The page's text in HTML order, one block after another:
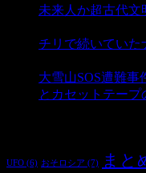
未来人か超古代文
チリで続いていた
大雪山SOS遭難
とカセットテープ
UFO (6) おそロシア (7) まと